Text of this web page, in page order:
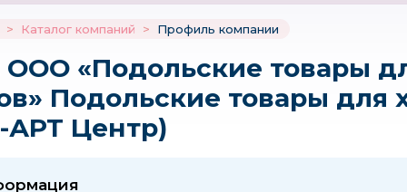
> Каталог компаний > Профиль компании
ООО «Подольские товары
Подольские товары для
АРТ Центр)